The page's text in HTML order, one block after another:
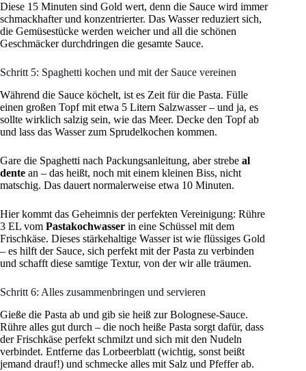
Diese 15 Minuten sind Gold wert, denn die Sauce wird immer
schmackhafter und konzentrierter. Das Wasser reduziert sich,
die Gemüsestücke werden weicher und all die schönen
Geschmäcker durchdringen die gesamte Sauce.
Schritt 5: Spaghetti kochen und mit der Sauce vereinen
Während die Sauce köchelt, ist es Zeit für die Pasta. Fülle
einen großen Topf mit etwa 5 Litern Salzwasser – und ja, es
sollte wirklich salzig sein, wie das Meer. Decke den Topf ab
und lass das Wasser zum Sprudelkochen kommen.
Gare die Spaghetti nach Packungsanleitung, aber strebe al
dente an – das heißt, noch mit einem kleinen Biss, nicht
matschig. Das dauert normalerweise etwa 10 Minuten.
Hier kommt das Geheimnis der perfekten Vereinigung: Rühre
3 EL vom Pastakochwasser in eine Schüssel mit dem
Frischkäse. Dieses stärkehaltige Wasser ist wie flüssiges Gold
– es hilft der Sauce, sich perfekt mit der Pasta zu verbinden
und schafft diese samtige Textur, von der wir alle träumen.
Schritt 6: Alles zusammenbringen und servieren
Gieße die Pasta ab und gib sie heiß zur Bolognese-Sauce.
Rühre alles gut durch – die noch heiße Pasta sorgt dafür, dass
der Frischkäse perfekt schmilzt und sich mit den Nudeln
verbindet. Entferne das Lorbeerblatt (wichtig, sonst beißt
jemand drauf!) und schmecke alles mit Salz und Pfeffer ab.